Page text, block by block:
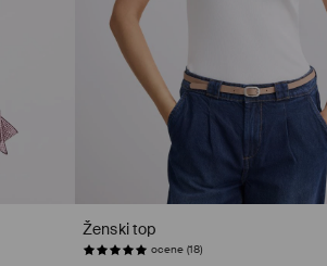
Ženski top
ocene (18)